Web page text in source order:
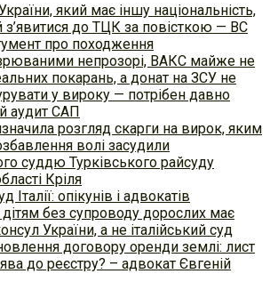
який має іншу національність,
з’явитися до ТЦК за повісткою — ВС
про походження
непрозорі, ВАКС майже не
покарань, а донат на ЗСУ не
у вироку — потрібен давно
аудит САП
розгляд скарги на вирок, яким
волі засудили
суддю Турківського райсуду
Кріля
Італії: опікунів і адвокатів
без супроводу дорослих має
України, а не італійський суд
договору оренди землі: лист
до реєстру? – адвокат Євгеній